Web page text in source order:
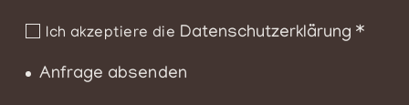
Ich akzeptiere die Datenschutzerklärung*
Anfrage absenden